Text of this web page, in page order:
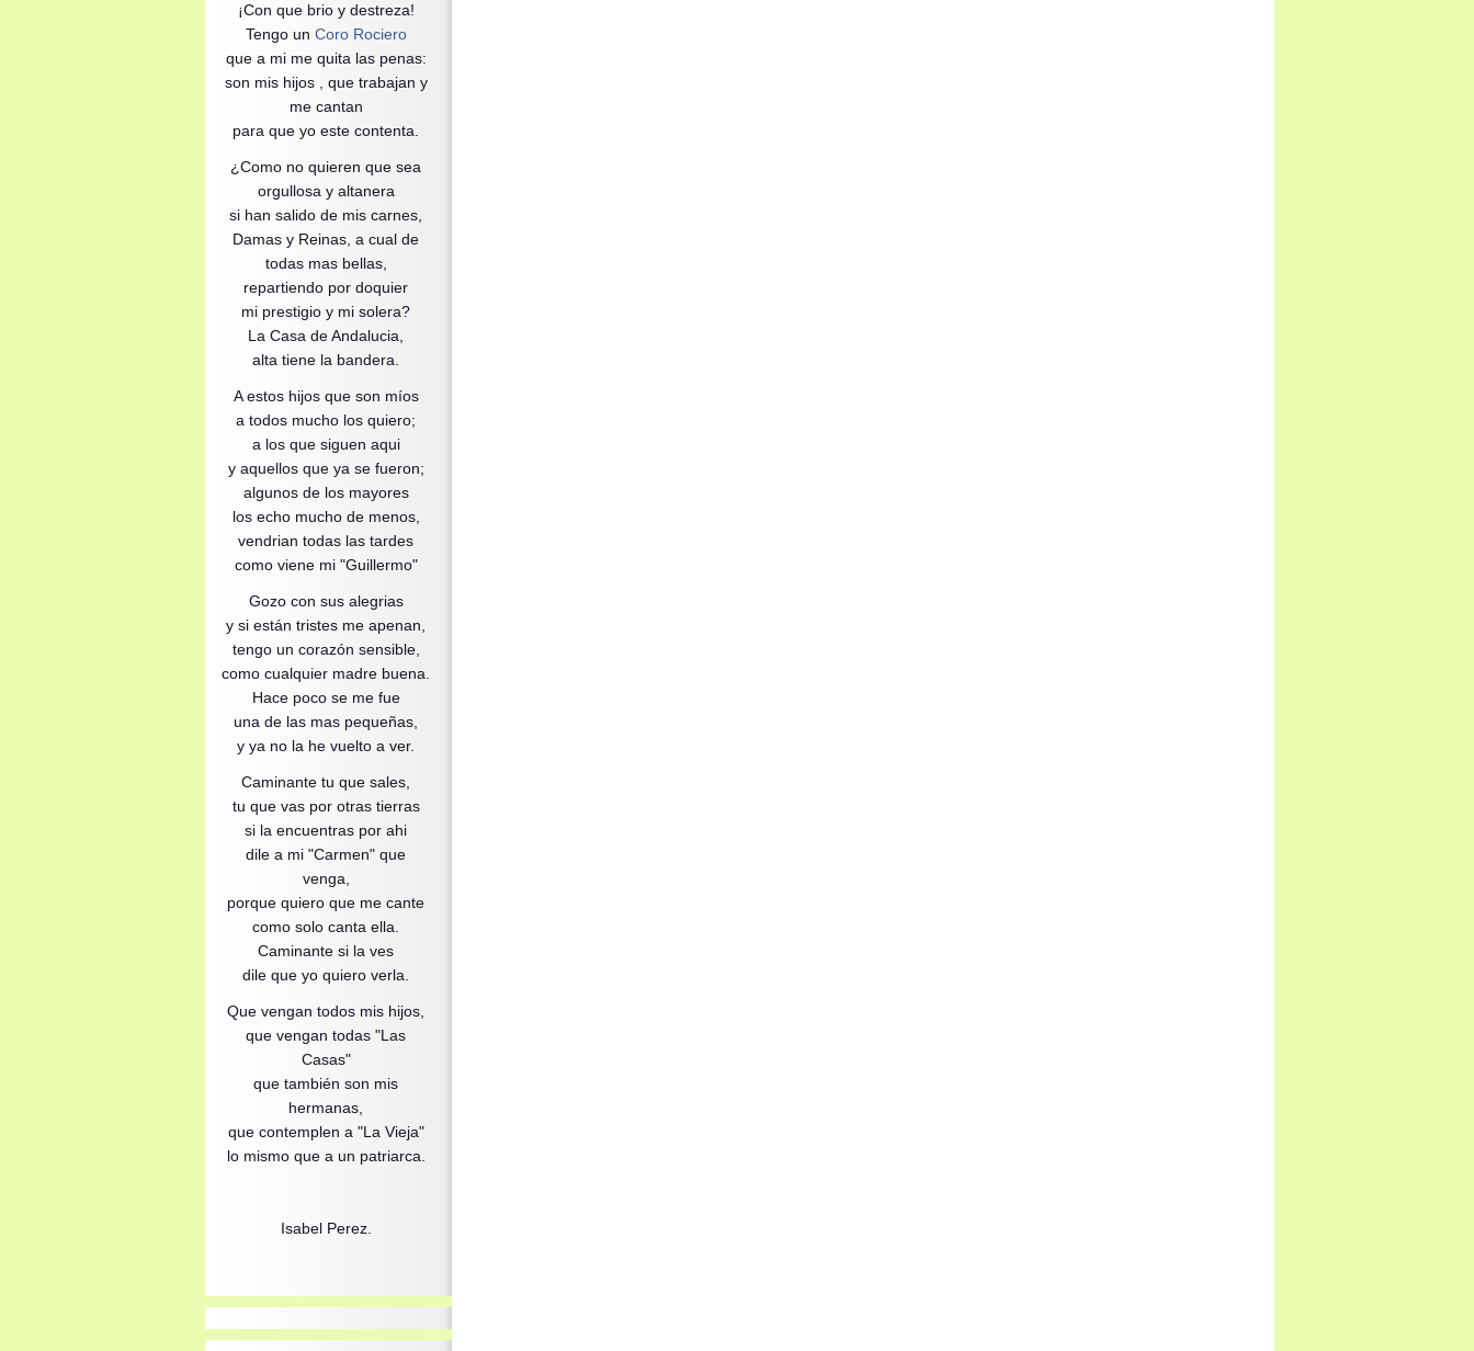
¡Con que brio y destreza!
Tengo un Coro Rociero
que a mi me quita las penas:
son mis hijos , que trabajan y
me cantan
para que yo este contenta.
¿Como no quieren que sea
orgullosa y altanera
si han salido de mis carnes,
Damas y Reinas, a cual de
todas mas bellas,
repartiendo por doquier
mi prestigio y mi solera?
La Casa de Andalucia,
alta tiene la bandera.
A estos hijos que son míos
a todos mucho los quiero;
a los que siguen aqui
y aquellos que ya se fueron;
algunos de los mayores
los echo mucho de menos,
vendrian todas las tardes
como viene mi "Guillermo"
Gozo con sus alegrias
y si están tristes me apenan,
tengo un corazón sensible,
como cualquier madre buena.
Hace poco se me fue
una de las mas pequeñas,
y ya no la he vuelto a ver.
Caminante tu que sales,
tu que vas por otras tierras
si la encuentras por ahi
dile a mi "Carmen" que
venga,
porque quiero que me cante
como solo canta ella.
Caminante si la ves
dile que yo quiero verla.
Que vengan todos mis hijos,
que vengan todas "Las
Casas"
que también son mis
hermanas,
que contemplen a "La Vieja"
lo mismo que a un patriarca.
Isabel Perez.